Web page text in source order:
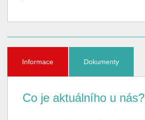
Informace Dokumenty
Co je aktuálního u nás?